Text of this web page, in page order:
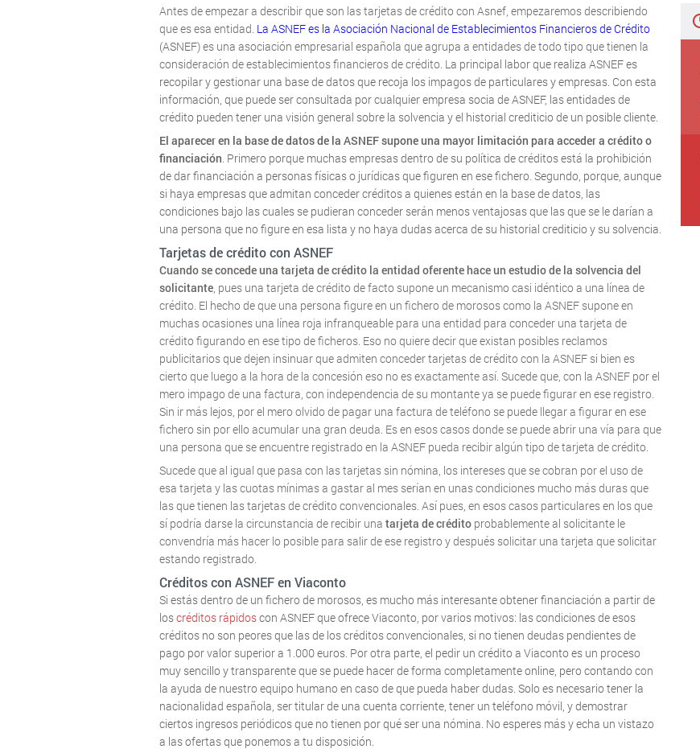
Antes de empezar a describir que son las tarjetas de crédito con Asnef, empezaremos describiendo
que es esa entidad. La ASNEF es la Asociación Nacional de Establecimientos Financieros de Crédito
(ASNEF)es una asociación empresarial española que agrupa a entidades de todo tipo que tienen la
consideración de establecimientos financieros de crédito. La principal labor que realiza ASNEF es
recopilar y gestionar una base de datos que recoja los impagos de particulares y empresas. Con esta
información, que puede ser consultada por cualquier empresa socia de ASNEF, las entidades de
crédito pueden tener una visión general sobre la solvencia y el historial crediticio de un posible cliente.
El aparecer en la base de datos de la ASNEF supone una mayor limitación para acceder a crédito o
financiación. Primero porque muchas empresas dentro de su política de créditos está la prohibición
de dar financiación a personas físicas o jurídicas que figuren en ese fichero. Segundo, porque, aunque
si haya empresas que admitan conceder créditos a quienes están en la base de datos, las
condiciones bajo las cuales se pudieran conceder serán menos ventajosas que las que se le darían a
una persona que no figure en esa lista y no haya dudas acerca de su historial crediticio y su solvencia.
Tarjetas de crédito con ASNEF
Cuando se concede una tarjeta de crédito la entidad oferente hace un estudio de la solvencia del
solicitante, pues una tarjeta de crédito de facto supone un mecanismo casi idéntico a una línea de
crédito. El hecho de que una persona figure en un fichero de morosos como la ASNEF supone en
muchas ocasiones una línea roja infranqueable para una entidad para conceder una tarjeta de
crédito figurando en ese tipo de ficheros. Eso no quiere decir que existan posibles reclamos
publicitarios que dejen insinuar que admiten conceder tarjetas de crédito con la ASNEF si bien es
cierto que luego a la hora de la concesión eso no es exactamente así. Sucede que, con la ASNEF por el
mero impago de una factura, con independencia de su montante ya se puede figurar en ese registro.
Sin ir más lejos, por el mero olvido de pagar una factura de teléfono se puede llegar a figurar en ese
fichero sin por ello acumular una gran deuda. Es en esos casos donde se puede abrir una vía para que
una persona que se encuentre registrado en la ASNEF pueda recibir algún tipo de tarjeta de crédito.
Sucede que al igual que pasa con las tarjetas sin nómina, los intereses que se cobran por el uso de
esa tarjeta y las cuotas mínimas a gastar al mes serían en unas condiciones mucho más duras que
las que tienen las tarjetas de crédito convencionales. Así pues, en esos casos particulares en los que
sí podría darse la circunstancia de recibir una tarjeta de crédito probablemente al solicitante le
convendría más hacer lo posible para salir de ese registro y después solicitar una tarjeta que solicitar
estando registrado.
Créditos con ASNEF en Viaconto
Si estás dentro de un fichero de morosos, es mucho más interesante obtener financiación a partir de
loscréditos rápidoscon ASNEF que ofrece Viaconto, por varios motivos: las condiciones de esos
créditos no son peores que las de los créditos convencionales, si no tienen deudas pendientes de
pago por valor superior a 1.000 euros. Por otra parte, el pedir un crédito a Viaconto es un proceso
muy sencillo y transparente que se puede hacer de forma completamente online, pero contando con
la ayuda de nuestro equipo humano en caso de que pueda haber dudas. Solo es necesario tener la
nacionalidad española, ser titular de una cuenta corriente, tener un teléfono móvil, y demostrar
ciertos ingresos periódicos que no tienen por qué ser una nómina. No esperes más y echa un vistazo
a las ofertas que ponemos a tu disposición.